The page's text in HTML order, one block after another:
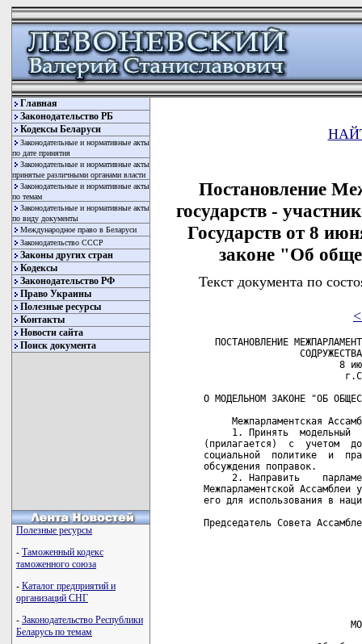
Главная
Законодательство РБ
Кодексы Беларуси
Законодательные и нормативные акты
по дате принятия
Законодательные и нормативные акты
принятые различными органами власти
Законодательные и нормативные акты
по темам
Законодательные и нормативные акты
по виду документы
Международное право в Беларуси
Законодательство СССР
Законы других стран
Кодексы
Законодательство РФ
Право Украины
Полезные ресурсы
Контакты
Новости сайта
Поиск документа
Полезные ресурсы
- Таможенный кодекс
таможенного союза
- Каталог предприятий и
организаций СНГ
- Законодательство Республики
Беларусь по темам
Постановление
государств -
Государств от 8
законе "Об
Текст документа по
ПОСТАНОВЛЕНИЕ МЕЖПАРЛАМЕНТСКОЙ АССАМБЛЕИ ГОСУДАРСТВ - УЧАСТНИКОВ
                 СОДРУЖЕСТВА НЕЗАВИСИМЫХ ГОСУДАРСТВ
                        8 июня 1997 г. № 9-9
                         г.Санкт-Петербург

О МОДЕЛЬНОМ ЗАКОНЕ "ОБ ОБЩЕСТВЕННЫХ ОБЪЕДИНЕНИЯХ"

     Межпарламентская Ассамблея постановляет:
     1. Принять  модельный  закон  "Об  общественных   объединениях"
(прилагается)  с  учетом  дополнений  Постоянной  комиссии  МПА   по
социальной  политике  и  правам  человека,  а также внесенных в ходе
обсуждения поправок.
     2. Направить    парламентам     государств     -     участников
Межпарламентской Ассамблеи указанный модельный закон и рекомендовать
его для использования в национальном законодательстве.

Председатель Совета Ассамблеи                             Е.С.СТРОЕВ

                                         Принят на девятом пленарном
                                         заседании Межпарламентской
                                         Ассамблеи государств -
                                         участников СНГ
                                         (постановление № 9-9
                                         от 8 июня 1997 года)

                          МОДЕЛЬНЫЙ ЗАКОН

                    Об общественных объединениях

                      ГЛАВА 1. ОБЩИЕ ПОЛОЖЕНИЯ

     Статья 1. Понятия общественного объединения

     Общественным объединением  является  добровольное формирование,
возникшее   в   результате   свободного   волеизъявления    граждан,
объединившихся на основе общности интересов.
     Настоящий Закон не  распространяется  на  политические  партии,
профессиональные  союзы,  а  также  на  организации,  основная  цель
которых  состоит  в  извлечении  прибыли  (дохода),  на  религиозные
образования,  органы  территориального  общественного самоуправления
(советы  и  комитеты  микрорайонов,  домовые,  уличные,  квартирные,
поселковые,   сельские   комитеты   и   иные),  органы  общественной
самодеятельности (народные дружины, товарищеские суды и другие).

     Статья 2. Законодательство об общественных объединениях

     Законодательство об  общественных   объединениях   состоит   из
конституции  государства,  настоящего  Закона,  определяющего основы
правового   положения    общественных    объединений,    и    других
законодательных актов государства.

           ГЛАВА 2. ОРГАНИЗАЦИЯ ОБЩЕСТВЕННЫХ ОБЪЕДИНЕНИЙ.
                    ПРЕКРАЩЕНИЕ ИХ ДЕЯТЕЛЬНОСТИ

     Статья 3. Принципы создания и деятельности общественных
               объединений

     Общественные объединения   создаются   и  действуют  на  основе
добровольности,  равноправия их членов (участников), самоуправления,
законности и гласности.

     Статья 4. Цели создания и деятельности общественных объединений

     Цели создания    и    деятельности   общественных   объединений
определяются   их   уставами   (положениями,    другими    основными
документами) и не могут противоречить законодательству.
     Общественные объединения  создаются   и   действуют   в   целях
содействия   реализации   и   защиты   гражданских,   экономических,
социальных,  культурных и иных  законных  прав  и  свобод;  развития
общественной  активности и самодеятельности граждан,  удовлетворения
их профессиональных и любительских  интересов  в  области  научного,
технического, художественного творчества; охраны здоровья населения,
привлечения  его  к  благотворительной  деятельности,  вовлечения  в
занятия   массовым   спортом   и  физической  культурой;  проведения
культурно-просветительной работы среди  населения;  охраны  природы,
памятников  истории  и культуры;  патриотического и гуманистического
воспитания;  расширения  международных  связей;  укрепления  мира  и
дружбы   между   народами;   осуществления   иной  деятельности,  не
запрещенной законодательством.
     Общественные объединения     могут     способствовать     своей
деятельностью органам  публичной  власти  в  реализации  общественно
значимых и общественно полезных целей и задач.
     В уставах общественных объединений не  могут  предусматриваться
цели, присущие органам,